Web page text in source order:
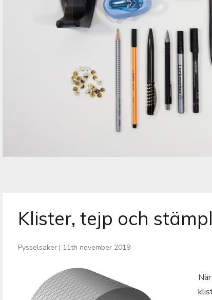
Klister, tejp och
Pysselsaker | 11th november 2019